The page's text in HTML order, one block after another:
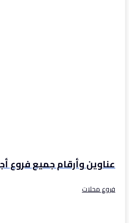
عناوين وأرقام جميع فروع
فروع محلات